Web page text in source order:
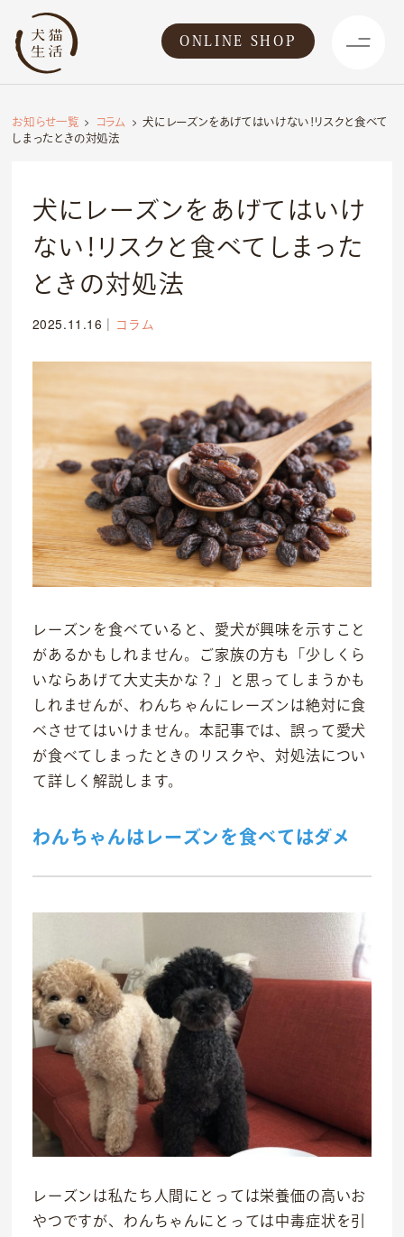
ONLINE SHOP
事業紹介
食
往診クリニック
動物病院
トリミングサロン
お知らせ一覧 コラム
犬にレーズンをあげてはいけない！リスクと食べて
しまったときの対処法
犬にレーズンをあげてはいけ
ない！リスクと食べてしまった
ときの対処法
2025.11.16 ｜ コラム
レーズンを食べていると、愛犬が興味を示すこと
があるかもしれません。ご家族の方も「少しくら
いならあげて大丈夫かな？」と思ってしまうかも
しれませんが、わんちゃんにレーズンは絶対に食
べさせてはいけません。本記事では、誤って愛犬
が食べてしまったときのリスクや、対処法につい
て詳しく解説します。
わんちゃんはレーズンを食べてはダメ
レーズンは私たち人間にとっては栄養価の高いお
やつですが、わんちゃんにとっては中毒症状を引